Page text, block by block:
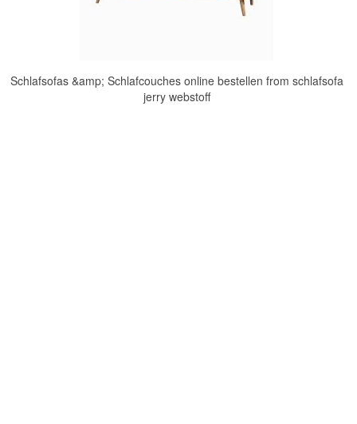
Schlafsofas &amp; Schlafcouches online bestellen from schlafsofa
jerry webstoff